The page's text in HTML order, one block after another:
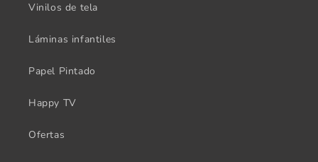
Vinilos de tela
Láminas infantiles
Papel Pintado
Happy TV
Ofertas